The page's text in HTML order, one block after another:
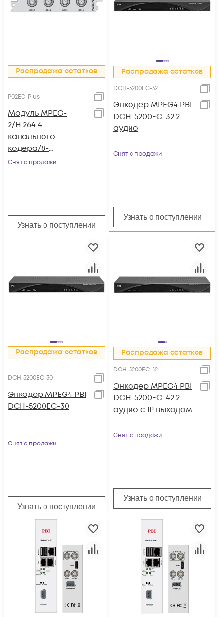
Распродажа остатков
P02EC-Plus
Модуль MPEG-
2/H.264 4-
канального
кодера/8-
канального
Снят с продажи
Узнать о поступлении
Распродажа остатков
DCH-5200EC-32
Энкодер MPEG4 PBI
DCH-5200EC-32 2
аудио
Снят с продажи
Узнать о поступлении
Распродажа остатков
DCH-5200EC-30
Энкодер MPEG4 PBI
DCH-5200EC-30
Снят с продажи
Узнать о поступлении
Распродажа остатков
DCH-5200EC-42
Энкодер MPEG4 PBI
DCH-5200EC-42 2
аудио с IP выходом
Снят с продажи
Узнать о поступлении